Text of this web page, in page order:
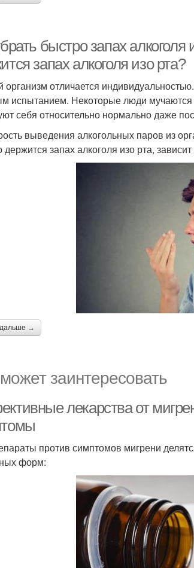
быстро запах
запах алкоголя изо рта?
отличается
испытанием. Некоторые люди мучаются
себя относительно нормально даже
выведения алкогольных паров из
держится запах алкоголя изо рта,
дальше →
заинтересовать
лекарства от
против симптомов мигрени
форм: